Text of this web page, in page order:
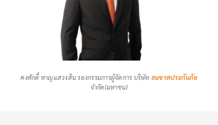
คงศักดิ์ หาญแสวงสิน รองกรรมการผู้จัดการ บริษัท ธนชาตประกันภัย
จำกัด(มหาชน)